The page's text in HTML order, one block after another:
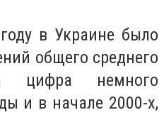
в Украине было
общего среднего
цифра немного
и в начале 2000-х,